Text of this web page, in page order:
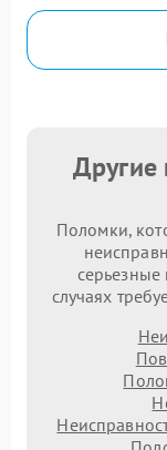
Поломки,
случаях